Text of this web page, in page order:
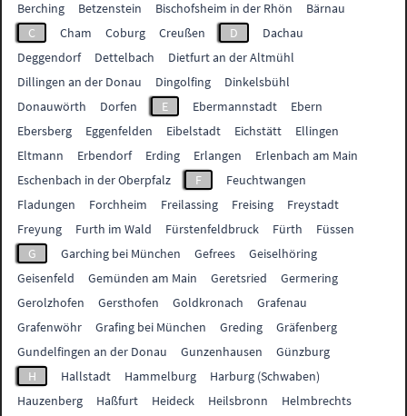
Berching
Betzenstein Bischofsheim in der Rhön
Bärnau
C
Cham Coburg Creußen D
Dachau
Deggendorf
Dettelbach
Dietfurt an der Altmühl
Dillingen an der Donau
Dingolfing
Dinkelsbühl
Donauwörth
Dorfen E Ebermannstadt
Ebern
Ebersberg
Eggenfelden Eibelstadt Eichstätt
Ellingen
Eltmann
Erbendorf Erding Erlangen
Erlenbach am Main
Eschenbach in der Oberpfalz
F
Feuchtwangen
Fladungen
Forchheim Freilassing Freising
Freystadt
Freyung
Furth im Wald Fürstenfeldbruck Fürth
Füssen
G
Garching bei München Gefrees
Geiselhöring
Geisenfeld
Gemünden am Main Geretsried
Germering
Gerolzhofen
Gersthofen Goldkronach
Grafenau
Grafenwöhr
Grafing bei München Greding
Gräfenberg
Gundelfingen an der Donau
Gunzenhausen
Günzburg
H
Hallstadt Hammelburg
Harburg (Schwaben)
Hauzenberg
Haßfurt Heideck Heilsbronn
Helmbrechts